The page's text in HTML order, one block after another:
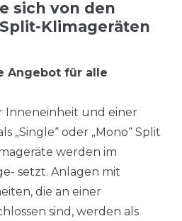
sich von den
Klimageräten
Angebot für alle
Inneneinheit und einer
„Single“ oder „Mono“ Split
werden im
setzt. Anlagen mit
die an einer
sind, werden als